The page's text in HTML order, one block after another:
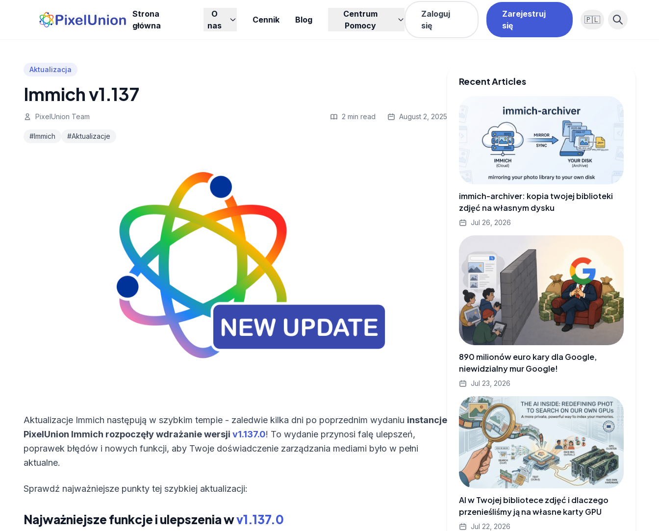
Strona
główna
O
nas
Cennik Blog
Centrum
Pomocy
Zaloguj
się
Zarejestruj
się
🇵🇱
Aktualizacja
Immich v1.137
PixelUnion Team 2 min read August 2, 2025
#Immich #Aktualizacje
Aktualizacje Immich następują w szybkim tempie - zaledwie kilka dni po poprzednim wydaniu instancje
PixelUnion Immich rozpoczęły wdrażanie wersji v1.137.0! To wydanie przynosi falę ulepszeń,
poprawek błędów i nowych funkcji, aby Twoje doświadczenie zarządzania mediami było w pełni
aktualne.
Sprawdź najważniejsze punkty tej szybkiej aktualizacji:
Najważniejsze funkcje i ulepszenia wv1.137.0
Recent Articles
immich-archiver: kopia twojej biblioteki
zdjęć na własnym dysku
Jul 26, 2026
890 milionów euro kary dla Google,
niewidzialny mur Google!
Jul 23, 2026
AI w Twojej bibliotece zdjęć i dlaczego
przenieśliśmy ją na własne karty GPU
Jul 22, 2026